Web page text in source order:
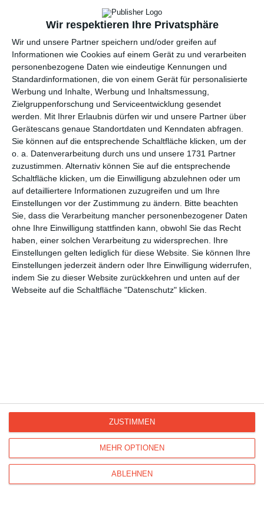
Wir respektieren Ihre Privatsphäre
Wir und unsere Partner speichern und/oder greifen auf
Informationen wie Cookies auf einem Gerät zu und verarbeiten
personenbezogene Daten wie eindeutige Kennungen und
Standardinformationen, die von einem Gerät für personalisierte
Werbung und Inhalte, Werbung und Inhaltsmessung,
Zielgruppenforschung und Serviceentwicklung gesendet
werden.
Mit Ihrer Erlaubnis dürfen wir und unsere Partner über
Gerätescans genaue Standortdaten und Kenndaten abfragen.
Sie können auf die entsprechende Schaltfläche klicken, um der
o. a. Datenverarbeitung durch uns und unsere 1731 Partner
zuzustimmen. Alternativ können Sie auf die entsprechende
Schaltfläche klicken, um die Einwilligung abzulehnen oder um
auf detailliertere Informationen zuzugreifen und um Ihre
Einstellungen vor der Zustimmung zu ändern.
Bitte beachten
Sie, dass die Verarbeitung mancher personenbezogener Daten
ohne Ihre Einwilligung stattfinden kann, obwohl Sie das Recht
haben, einer solchen Verarbeitung zu widersprechen. Ihre
Einstellungen gelten lediglich für diese Website. Sie können Ihre
Einstellungen jederzeit ändern oder Ihre Einwilligung widerrufen,
indem Sie zu dieser Website zurückkehren und unten auf der
Webseite auf die Schaltfläche "Datenschutz" klicken.
MEHR OPTIONEN
ABLEHNEN
ZUSTIMMEN
Facebook, Twitter, WhatsApp, ...
WEITERE KARTEN IN DIESEN
KATEGORIEN ANSEHEN
Liebe und Gefühle
Küsse, Küsschen, Knuddel
Familie
für Väter
für Mütter
für Großeltern
Großmuttertag
Hallo, liebe Grüße
Tiere, Tierkarten
Kisseo©
Ereignis-Kalender
Newsletter
Hilfe / FAQ
Nutzungsbedingungen
Kisseo auf Facebook